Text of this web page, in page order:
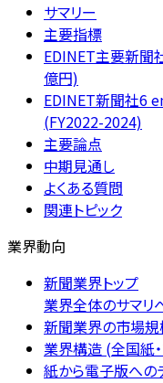
サマリー
主要指標
EDINET主要新聞
億円)
EDINET新聞社6
(FY2022-2024)
主要論点
中期見通し
よくある質問
関連トピック
業界動向
新聞業界トップ
業界全体のサマリ
新聞業界の市場規
業界構造 (全国紙
紙から電子版への